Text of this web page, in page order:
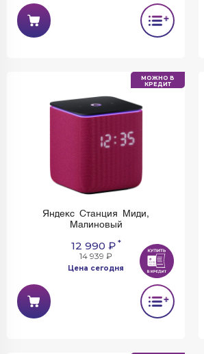
МОЖНО В
КРЕДИТ
Яндекс Станция Миди,
Малиновый
12 990 ₽*
14 939 ₽
Цена сегодня